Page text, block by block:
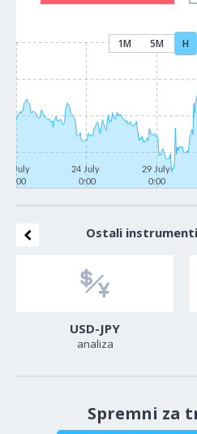
1M 5M H
21 July
0:00
24 July
0:00
29 July
0:00
Ostali
USD-JPY
analiza
Spremni za